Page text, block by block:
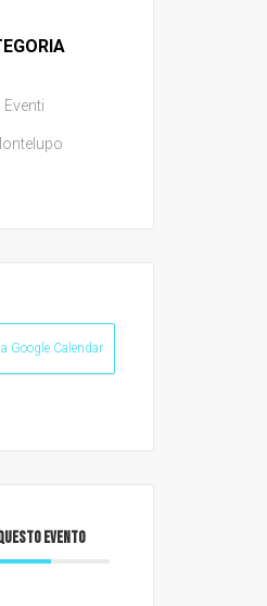
Eventi
Google Calendar
EVENTO